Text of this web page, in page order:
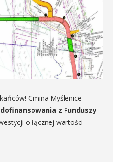
Gmina Myślenice
z Funduszy
o łącznej wartości